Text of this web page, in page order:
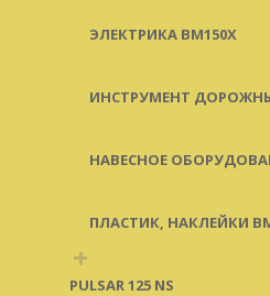
ЭЛЕКТРИКА BM150X
ИНСТРУМЕНТ
НАВЕСНОЕ
ПЛАСТИК, НАКЛЕЙКИ
+
PULSAR 125 NS